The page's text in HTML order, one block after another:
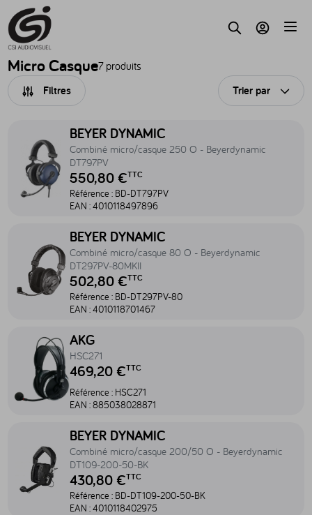
Accèder au contenu RechercheMon compte
Micro Casque7 produits
Filtres Trier par
Accéder au produit Combiné micro/casque 250 O - Beyerdynamic
BEYER DYNAMIC
Combiné micro/casque 250 O - Beyerdynamic
DT797PV
550,80 €TTC
Référence : BD-DT797PV
EAN :4010118497896
Accéder au produit Combiné micro/casque 80 O - Beyerdynamic
BEYER DYNAMIC
Combiné micro/casque 80 O - Beyerdynamic
DT297PV-80MKII
502,80 €TTC
Référence : BD-DT297PV-80
EAN :4010118701467
Accéder au produit HSC271 - HSC271
AKG
HSC271
469,20 €TTC
Référence : HSC271
EAN :885038028871
Accéder au produit Combiné micro/casque 200/50 O -
BEYER DYNAMIC
Combiné micro/casque 200/50 O - Beyerdynamic
DT109-200-50-BK
430,80 €TTC
Référence : BD-DT109-200-50-BK
EAN :4010118402975